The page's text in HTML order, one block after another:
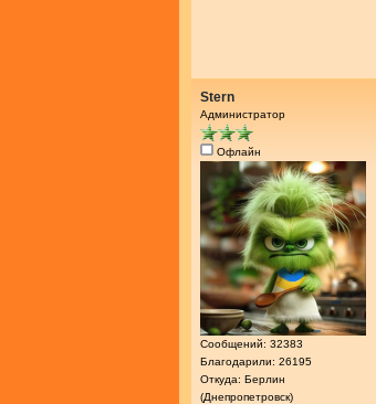
Stern
Администратор
Офлайн
Сообщений: 32383
Благодарили: 26195
Откуда: Берлин
(Днепропетровск)